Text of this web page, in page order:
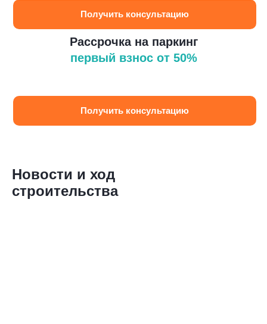
Получить консультацию
Рассрочка на паркинг
первый взнос от 50%
Получить консультацию
Новости и ход
строительства